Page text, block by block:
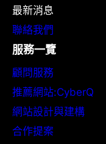
最新消息
聯絡我們
服務一覽
顧問服務
推薦網站:CyberQ
網站設計與建構
合作提案